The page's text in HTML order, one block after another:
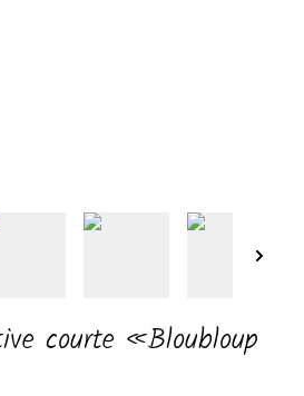
courte «Bloubloup